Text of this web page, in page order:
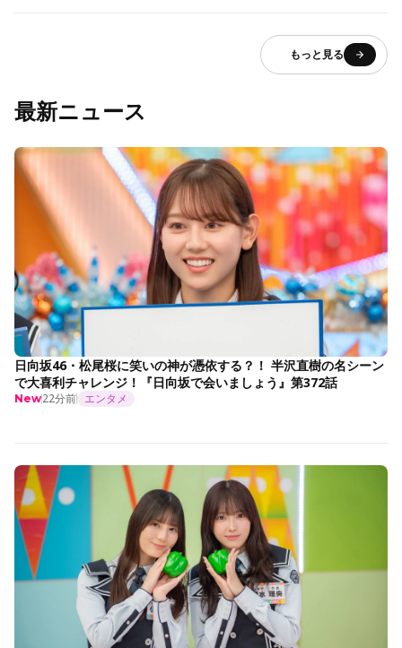
もっと見る
最新ニュース
日向坂46・松尾桜に笑いの神が憑依する？！ 半沢直樹の名シーン
で大喜利チャレンジ！『日向坂で会いましょう』第372話
New22分前 エンタメ